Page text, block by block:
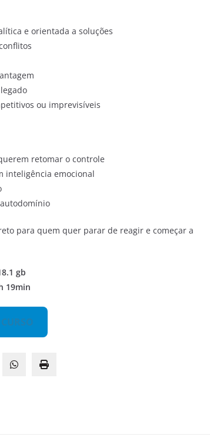
e orientada a soluções
ou imprevisíveis
retomar o controle
inteligência emocional
para quem quer parar de reagir e começar a
gb
19min